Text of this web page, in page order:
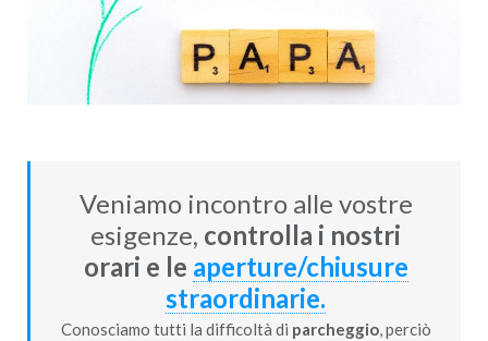
Veniamo incontro alle vostre
esigenze, controlla i nostri
orari e le aperture/chiusure
straordinarie.
Conosciamo tutti la difficoltà di parcheggio, perciò